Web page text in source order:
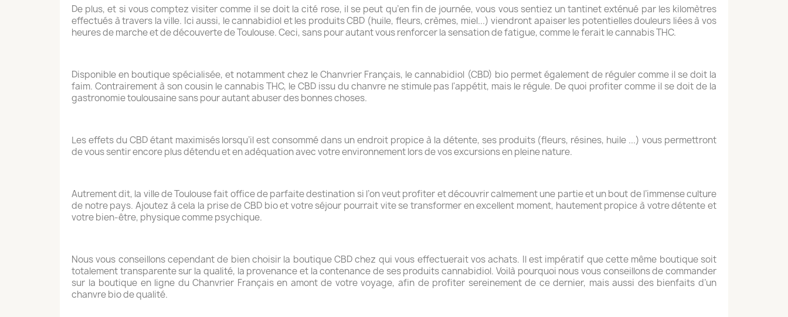
De plus, et si vous comptez visiter comme il se doit la cité rose, il se peut qu’en fin de journée, vous vous sentiez un tantinet exténué par les kilomètres
effectués à travers la ville. Ici aussi, le cannabidiol et les produits CBD (huile, fleurs, crèmes, miel...) viendront apaiser les potentielles douleurs liées à vos
heures de marche et de découverte de Toulouse. Ceci, sans pour autant vous renforcer la sensation de fatigue, comme le ferait le cannabis THC.
Disponible en boutique spécialisée, et notamment chez le Chanvrier Français, le cannabidiol (CBD) bio permet également de réguler comme il se doit la
faim. Contrairement à son cousin le cannabis THC, le CBD issu du chanvre ne stimule pas l'appétit, mais le régule. De quoi profiter comme il se doit de la
gastronomie toulousaine sans pour autant abuser des bonnes choses.
Les effets du CBD étant maximisés lorsqu’il est consommé dans un endroit propice à la détente, ses produits (fleurs, résines, huile ...) vous permettront
de vous sentir encore plus détendu et en adéquation avec votre environnement lors de vos excursions en pleine nature.
Autrement dit, la ville de Toulouse fait office de parfaite destination si l’on veut profiter et découvrir calmement une partie et un bout de l’immense culture
de notre pays. Ajoutez à cela la prise de CBD bio et votre séjour pourrait vite se transformer en excellent moment, hautement propice à votre détente et
votre bien-être, physique comme psychique.
Nous vous conseillons cependant de bien choisir la boutique CBD chez qui vous effectuerait vos achats. Il est impératif que cette même boutique soit
totalement transparente sur la qualité, la provenance et la contenance de ses produits cannabidiol. Voilà pourquoi nous vous conseillons de commander
sur la boutique en ligne du Chanvrier Français en amont de votre voyage, afin de profiter sereinement de ce dernier, mais aussi des bienfaits d’un
chanvre bio de qualité.